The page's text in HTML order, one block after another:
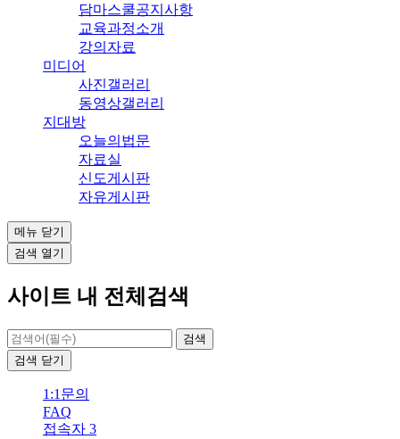
담마스쿨공지사항
교육과정소개
강의자료
미디어
사진갤러리
동영상갤러리
지대방
오늘의법문
자료실
신도게시판
자유게시판
메뉴 닫기
검색 열기
사이트 내 전체검색
검색 닫기
1:1문의
FAQ
접속자 3